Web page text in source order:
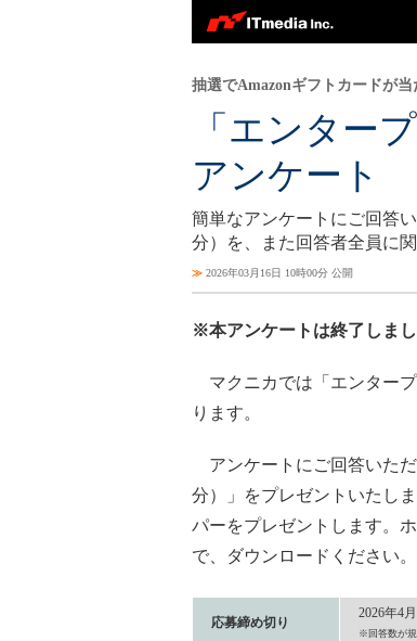
「エンター
アンケート
抽選でAmazonギフトカードが当
簡単なアンケートにご回答
分）を、また回答者全員に
≫ 2026年03月16日 10時00分 公開
※本アンケートは終了しま
マクニカでは「エンター
ります。
アンケートにご回答いただ
分）」をプレゼントいたし
パーをプレゼントします。
で、ダウンロードください。
応募締め切り
2026年4
※回答数が規